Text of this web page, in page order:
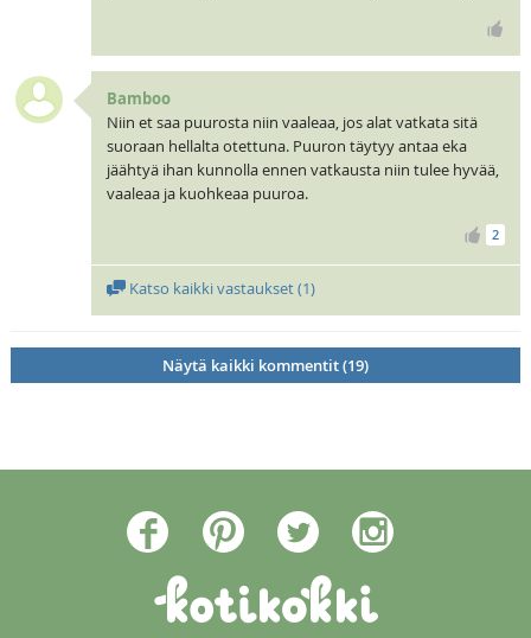
Bamboo
Niin et saa puurosta niin vaaleaa, jos alat vatkata sitä
suoraan hellalta otettuna. Puuron täytyy antaa eka
jäähtyä ihan kunnolla ennen vatkausta niin tulee hyvää,
vaaleaa ja kuohkeaa puuroa.
2
Katso kaikki vastaukset (1)
Näytä kaikki kommentit (19)